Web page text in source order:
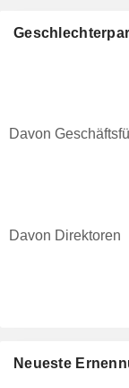
Neueste
Davon
Davon Direktoren